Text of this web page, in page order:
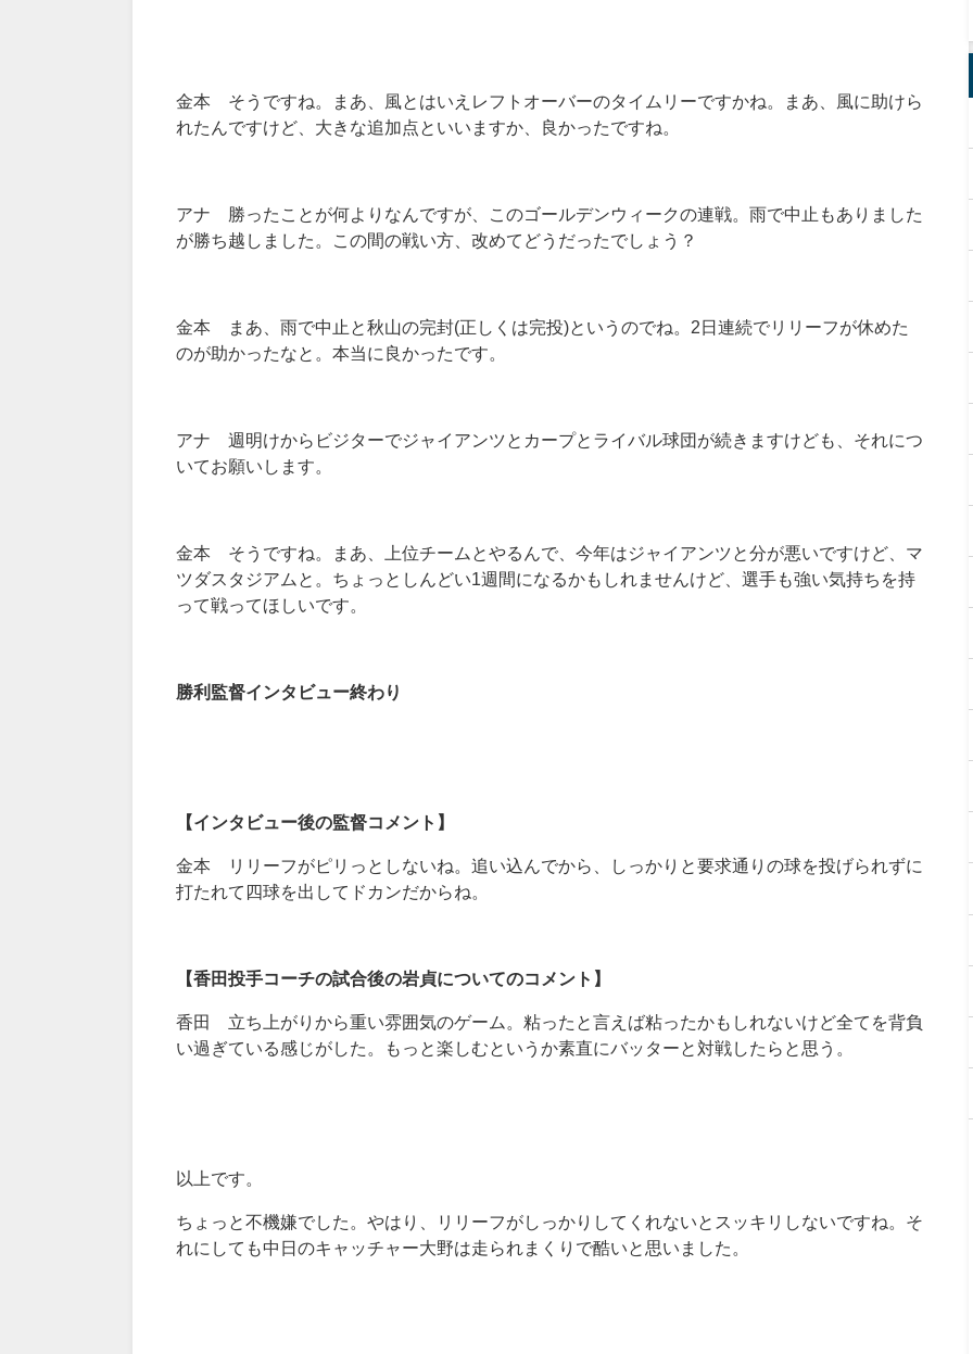
金本 そうですね。まあ、風とはいえレフトオーバーのタイムリーですかね。まあ、風に助けら
れたんですけど、大きな追加点といいますか、良かったですね。
アナ 勝ったことが何よりなんですが、このゴールデンウィークの連戦。雨で中止もありました
が勝ち越しました。この間の戦い方、改めてどうだったでしょう？
金本 まあ、雨で中止と秋山の完封(正しくは完投)というのでね。2日連続でリリーフが休めた
のが助かったなと。本当に良かったです。
アナ 週明けからビジターでジャイアンツとカープとライバル球団が続きますけども、それにつ
いてお願いします。
金本 そうですね。まあ、上位チームとやるんで、今年はジャイアンツと分が悪いですけど、マ
ツダスタジアムと。ちょっとしんどい1週間になるかもしれませんけど、選手も強い気持ちを持
って戦ってほしいです。
勝利監督インタビュー終わり
【インタビュー後の監督コメント】
金本 リリーフがピリっとしないね。追い込んでから、しっかりと要求通りの球を投げられずに
打たれて四球を出してドカンだからね。
【香田投手コーチの試合後の岩貞についてのコメント】
香田 立ち上がりから重い雰囲気のゲーム。粘ったと言えば粘ったかもしれないけど全てを背負
い過ぎている感じがした。もっと楽しむというか素直にバッターと対戦したらと思う。
以上です。
ちょっと不機嫌でした。やはり、リリーフがしっかりしてくれないとスッキリしないですね。そ
れにしても中日のキャッチャー大野は走られまくりで酷いと思いました。